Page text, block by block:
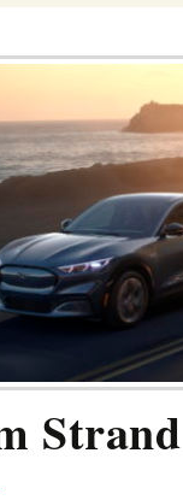
Strand